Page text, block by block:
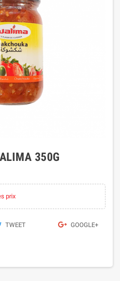
350G
prix
TWEET GOOGLE+